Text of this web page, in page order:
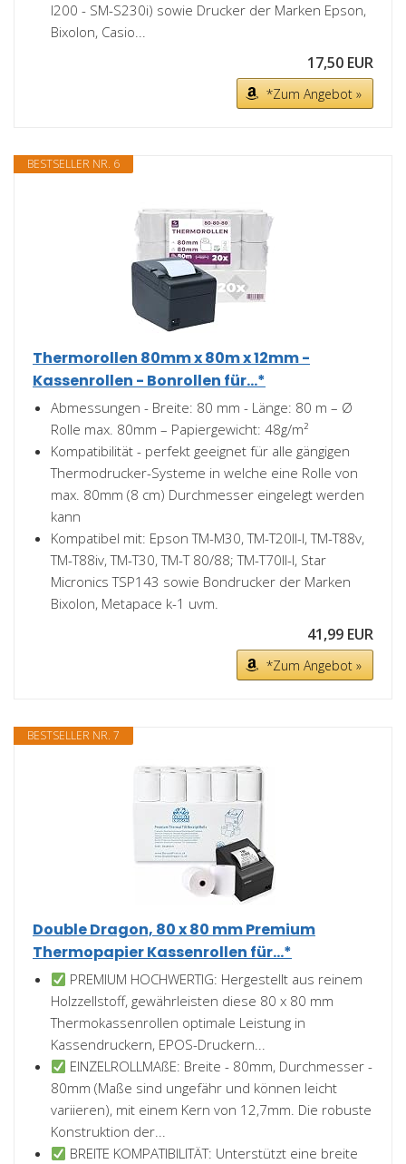
l200 - SM-S230i) sowie Drucker der Marken Epson,
Bixolon, Casio...
17,50 EUR
*Zum Angebot »
BESTSELLER NR. 6
Thermorollen 80mm x 80m x 12mm -
Kassenrollen - Bonrollen für...*
Abmessungen - Breite: 80 mm - Länge: 80 m – Ø
Rolle max. 80mm – Papiergewicht: 48g/m²
Kompatibilität - perfekt geeignet für alle gängigen
Thermodrucker-Systeme in welche eine Rolle von
max. 80mm (8 cm) Durchmesser eingelegt werden
kann
Kompatibel mit: Epson TM-M30, TM-T20II-I, TM-T88v,
TM-T88iv, TM-T30, TM-T 80/88; TM-T70II-I, Star
Micronics TSP143 sowie Bondrucker der Marken
Bixolon, Metapace k-1 uvm.
41,99 EUR
*Zum Angebot »
BESTSELLER NR. 7
Double Dragon, 80 x 80 mm Premium
Thermopapier Kassenrollen für...*
PREMIUM HOCHWERTIG: Hergestellt aus reinem
Holzzellstoff, gewährleisten diese 80 x 80 mm
Thermokassenrollen optimale Leistung in
Kassendruckern, EPOS-Druckern...
EINZELROLLMAßE: Breite - 80mm, Durchmesser -
80mm (Maße sind ungefähr und können leicht
variieren), mit einem Kern von 12,7mm. Die robuste
Konstruktion der...
BREITE KOMPATIBILITÄT: Unterstützt eine breite